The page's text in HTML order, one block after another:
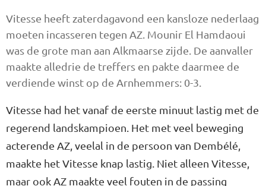
Vitesse heeft zaterdagavond een kansloze nederlaag
moeten incasseren tegen AZ. Mounir El Hamdaoui
was de grote man aan Alkmaarse zijde. De aanvaller
maakte alledrie de treffers en pakte daarmee de
verdiende winst op de Arnhemmers: 0-3.
Vitesse had het vanaf de eerste minuut lastig met de
regerend landskampioen. Het met veel beweging
acterende AZ, veelal in de persoon van Dembélé,
maakte het Vitesse knap lastig. Niet alleen Vitesse,
maar ook AZ maakte veel fouten in de passing